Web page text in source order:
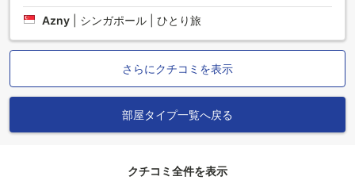
Azny シンガポール | ひとり旅
さらにクチコミを表示
部屋タイプ一覧へ戻る
クチコミ全件を表示